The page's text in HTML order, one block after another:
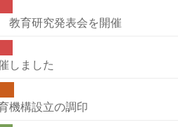
育研究発表会を開催
しました
機構設立の調印